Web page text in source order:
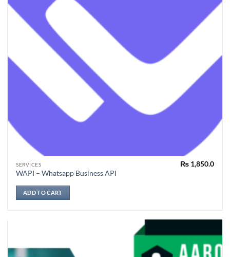
SERVICES
WAPI – Whatsapp Business API
₨1,850.0
ADD TO CART